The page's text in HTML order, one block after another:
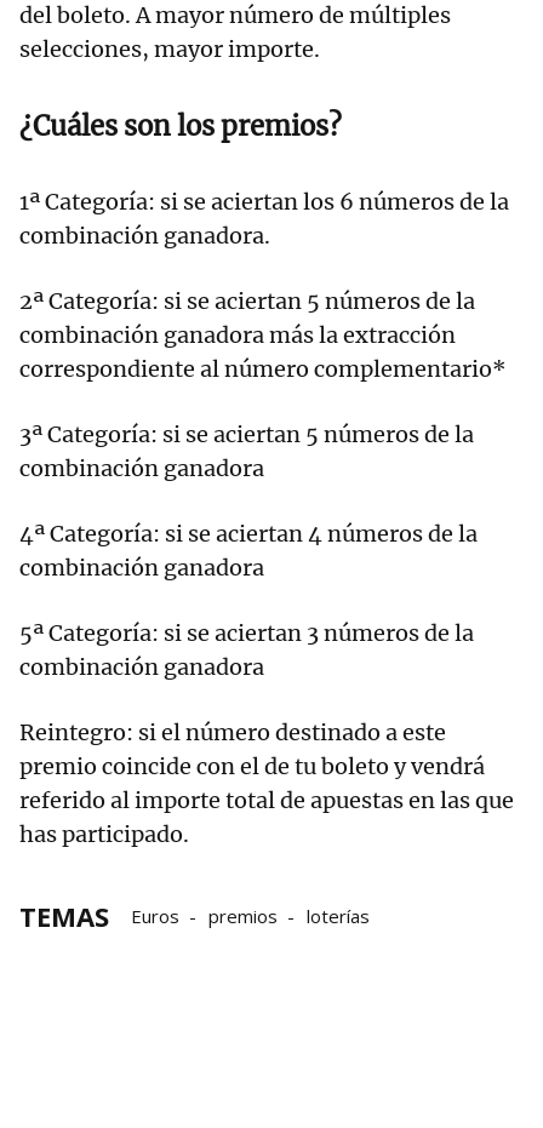
del boleto. A mayor número de múltiples
selecciones, mayor importe.
¿Cuáles son los premios?
1ª Categoría: si se aciertan los 6 números de la
combinación ganadora.
2ª Categoría: si se aciertan 5 números de la
combinación ganadora más la extracción
correspondiente al número complementario*
3ª Categoría: si se aciertan 5 números de la
combinación ganadora
4ª Categoría: si se aciertan 4 números de la
combinación ganadora
5ª Categoría: si se aciertan 3 números de la
combinación ganadora
Reintegro: si el número destinado a este
premio coincide con el de tu boleto y vendrá
referido al importe total de apuestas en las que
has participado.
TEMAS Euros premios loterías